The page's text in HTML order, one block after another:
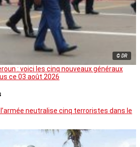
© DR
: voici les cinq nouveaux généraux
ce 03 août 2026
neutralise cinq terroristes dans le